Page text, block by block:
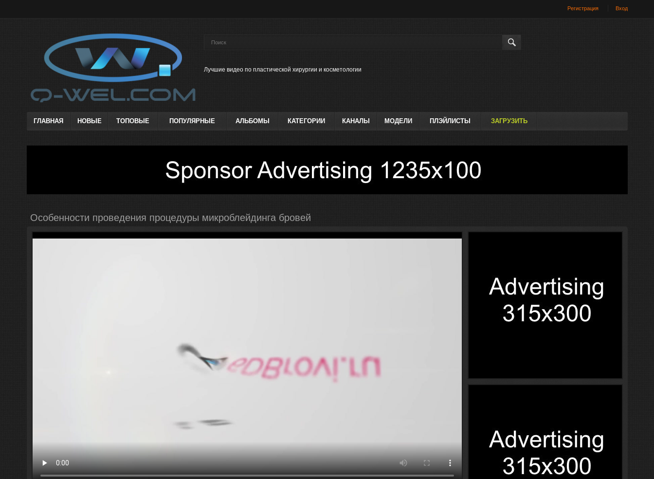
Регистрация Вход
Лучшие видео по пластической хирургии и косметологии
ГЛАВНАЯ НОВЫЕ ТОПОВЫЕ ПОПУЛЯРНЫЕ АЛЬБОМЫ КАТЕГОРИИ КАНАЛЫ МОДЕЛИ ПЛЭЙЛИСТЫ ЗАГРУЗИТЬ
Особенности проведения процедуры микроблейдинга бровей